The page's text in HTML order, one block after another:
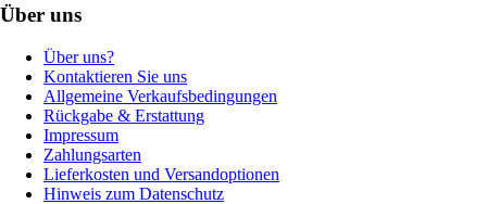
Über uns
Über uns?
Kontaktieren Sie uns
Allgemeine Verkaufsbedingungen
Rückgabe & Erstattung
Impressum
Zahlungsarten
Lieferkosten und Versandoptionen
Hinweis zum Datenschutz